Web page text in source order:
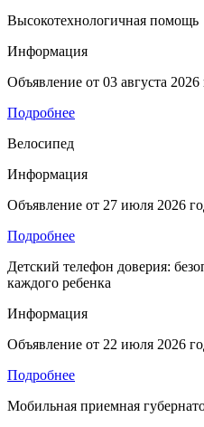
Высокотехнологичная помощь
Информация
Объявление от 03 августа 2026
Подробнее
Велосипед
Информация
Объявление от 27 июля 2026
Подробнее
Детский телефон доверия:
каждого ребенка
Информация
Объявление от 22 июля 2026
Подробнее
Мобильная приемная